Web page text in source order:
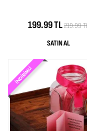
199.99 TL219.99